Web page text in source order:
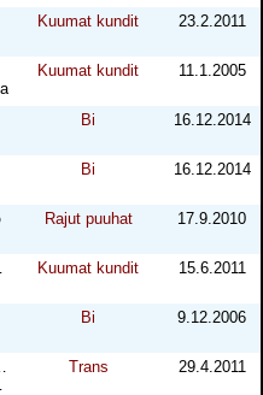
Kuumat kundit 23.2.2011
Kuumat kundit 11.1.2005
Bi 16.12.2014
Bi 16.12.2014
Rajut puuhat 17.9.2010
Kuumat kundit 15.6.2011
Bi 9.12.2006
Trans 29.4.2011